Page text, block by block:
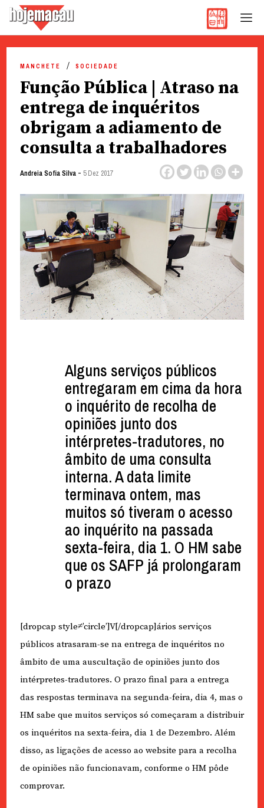
content
MANCHETE SOCIEDADE
Função Pública | Atraso na
entrega de inquéritos
obrigam a adiamento de
consulta a trabalhadores
Andreia Sofia Silva- 5 Dez 2017
Alguns serviços públicos
entregaram em cima da hora
o inquérito de recolha de
opiniões junto dos
intérpretes-tradutores, no
âmbito de uma consulta
interna. A data limite
terminava ontem, mas
muitos só tiveram o acesso
ao inquérito na passada
sexta-feira, dia 1. O HM sabe
que os SAFP já prolongaram
o prazo
[dropcap style≠’circle’]V[/dropcap]ários serviços
públicos atrasaram-se na entrega de inquéritos no
âmbito de uma auscultação de opiniões junto dos
intérpretes-tradutores. O prazo final para a entrega
das respostas terminava na segunda-feira, dia 4, mas o
HM sabe que muitos serviços só começaram a distribuir
os inquéritos na sexta-feira, dia 1 de Dezembro. Além
disso, as ligações de acesso ao website para a recolha
de opiniões não funcionavam, conforme o HM pôde
comprovar.